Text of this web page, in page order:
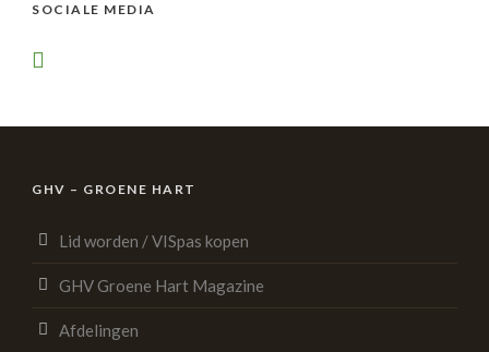
SOCIALE MEDIA
GHV – GROENE HART
Lid worden / VISpas kopen
GHV Groene Hart Magazine
Afdelingen